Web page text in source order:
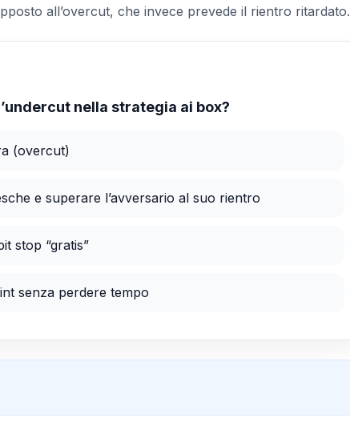
all’overcut, che invece prevede il rientro ritardato.
nella strategia ai box?
(overcut)
e superare l’avversario al suo rientro
stop “gratis”
senza perdere tempo